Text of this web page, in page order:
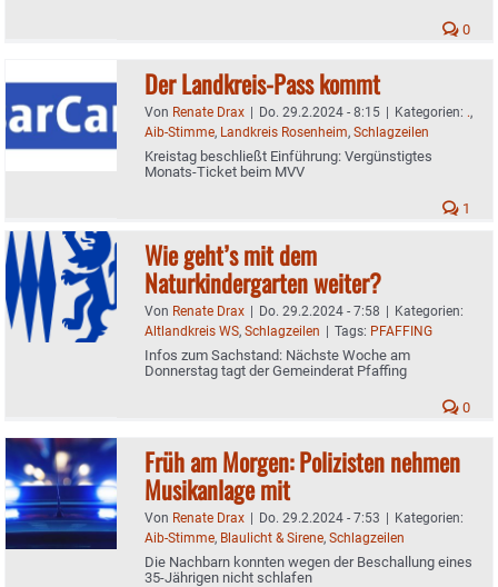
0
Der Landkreis-Pass kommt
Von Renate Drax | Do. 29.2.2024 - 8:15 | Kategorien: .,
Aib-Stimme, Landkreis Rosenheim, Schlagzeilen
Kreistag beschließt Einführung: Vergünstigtes
Monats-Ticket beim MVV
1
Wie geht’s mit dem
Naturkindergarten weiter?
Von Renate Drax | Do. 29.2.2024 - 7:58 | Kategorien:
Altlandkreis WS, Schlagzeilen | Tags: PFAFFING
Infos zum Sachstand: Nächste Woche am
Donnerstag tagt der Gemeinderat Pfaffing
0
Früh am Morgen: Polizisten nehmen
Musikanlage mit
Von Renate Drax | Do. 29.2.2024 - 7:53 | Kategorien:
Aib-Stimme, Blaulicht & Sirene, Schlagzeilen
Die Nachbarn konnten wegen der Beschallung eines
35-Jährigen nicht schlafen